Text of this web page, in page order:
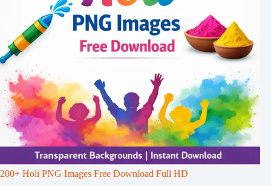
200+ Holi PNG Images Free Download Full HD